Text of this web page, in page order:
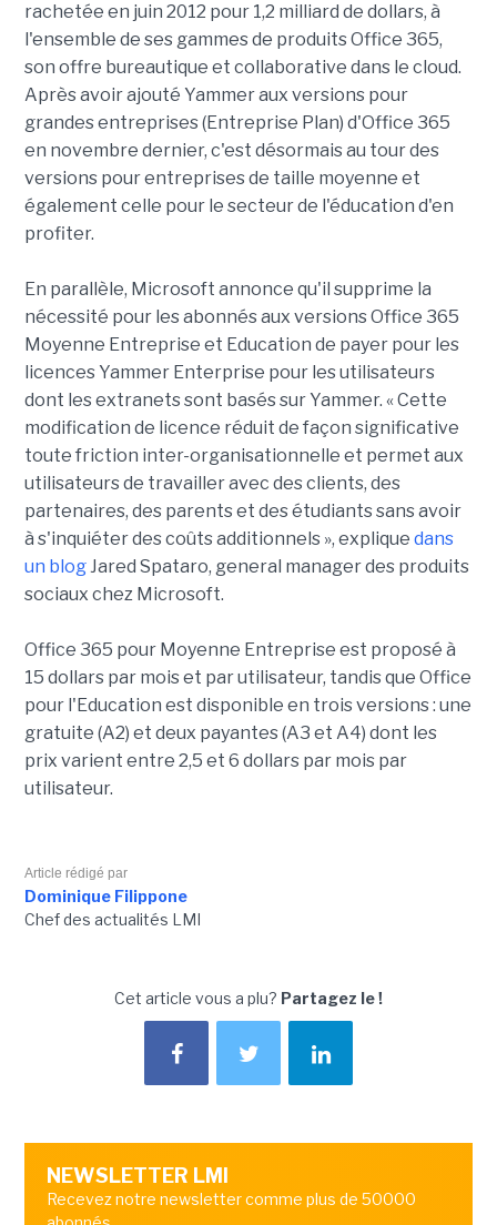
rachetée en juin 2012 pour 1,2 milliard de dollars, à
l'ensemble de ses gammes de produits Office 365,
son offre bureautique et collaborative dans le cloud.
Après avoir ajouté Yammer aux versions pour
grandes entreprises (Entreprise Plan) d'Office 365
en novembre dernier, c'est désormais au tour des
versions pour entreprises de taille moyenne et
également celle pour le secteur de l'éducation d'en
profiter.
En parallèle, Microsoft annonce qu'il supprime la
nécessité pour les abonnés aux versions Office 365
Moyenne Entreprise et Education de payer pour les
licences Yammer Enterprise pour les utilisateurs
dont les extranets sont basés sur Yammer. « Cette
modification de licence réduit de façon significative
toute friction inter-organisationnelle et permet aux
utilisateurs de travailler avec des clients, des
partenaires, des parents et des étudiants sans avoir
à s'inquiéter des coûts additionnels », explique dans
un blogJared Spataro, general manager des produits
sociaux chez Microsoft.
Office 365 pour Moyenne Entreprise est proposé à
15 dollars par mois et par utilisateur, tandis que Office
pour l'Education est disponible en trois versions : une
gratuite (A2) et deux payantes (A3 et A4) dont les
prix varient entre 2,5 et 6 dollars par mois par
utilisateur.
Article rédigé par
Dominique Filippone
Chef des actualités LMI
Cet article vous a plu? Partagez le !
NEWSLETTER LMI
Recevez notre newsletter comme plus de 50000